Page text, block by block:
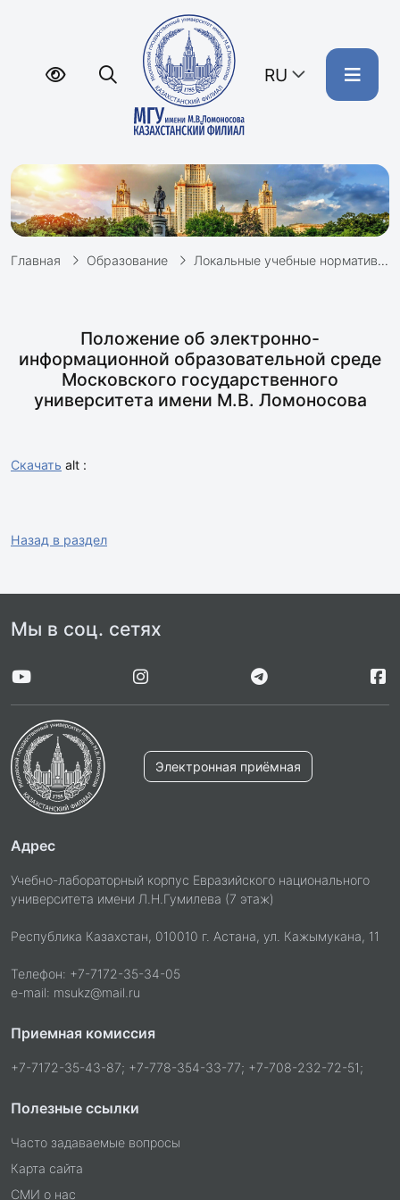
RU
Главная Образование Локальные учебные нормативные документы
Положение об электронно-
информационной образовательной среде
Московского государственного
университета имени М.В. Ломоносова
Скачать alt :
Назад в раздел
Мы в соц. сетях
Электронная приёмная
Адрес
Учебно-лабораторный корпус Евразийского национального
университета имени Л.Н.Гумилева (7 этаж)
Республика Казахстан, 010010 г. Астана, ул. Кажымукана, 11
Телефон: +7-7172-35-34-05
e-mail: msukz@mail.ru
Приемная комиссия
+7-7172-35-43-87; +7-778-354-33-77; +7-708-232-72-51;
Полезные ссылки
Часто задаваемые вопросы
Карта сайта
СМИ о нас